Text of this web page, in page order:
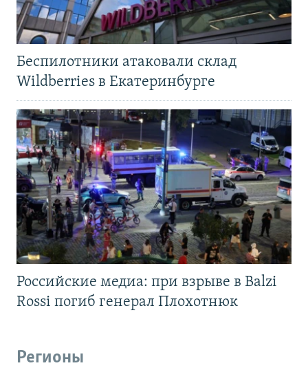
Беспилотники атаковали склад
Wildberries в Екатеринбурге
Российские медиа: при взрыве в Balzi
Rossi погиб генерал Плохотнюк
Регионы